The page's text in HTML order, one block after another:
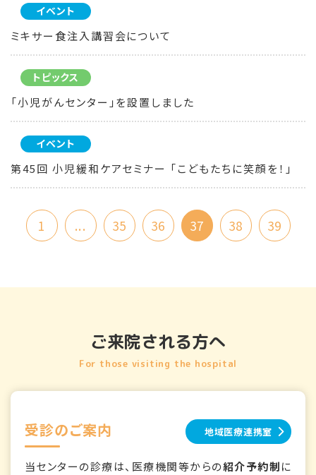
イベント
ミキサー食注入講習会について
トピックス
「小児がんセンター」を設置しました
イベント
第45回 小児緩和ケアセミナー 「こどもたちに笑顔を！」
1 ... 35 36 37 38 39
ご来院される方へ
For those visiting the hospital
受診のご案内 地域医療連携室
当センターの診療は、医療機関等からの紹介予約制に